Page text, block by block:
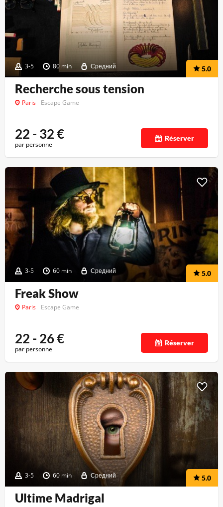
3-5 80 min Средний 5.0
Recherche sous tension
Paris Escape Game
22 - 32€
par personne
Réserver
3-5 60 min Средний 5.0
Freak Show
Paris Escape Game
22 - 26€
par personne
Réserver
3-5 60 min Средний 5.0
Ultime Madrigal